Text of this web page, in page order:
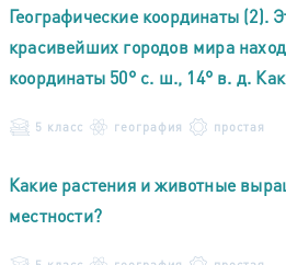
Географические координаты (2).
красивейших городов мира
координаты 50° с. ш., 14° в. д.
5 класс география простая
Какие растения и животные
местности?